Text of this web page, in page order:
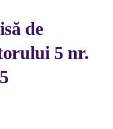
de
5 nr.